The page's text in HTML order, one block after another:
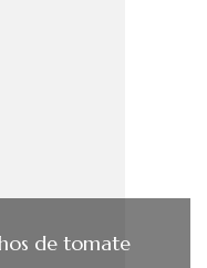
de tomate